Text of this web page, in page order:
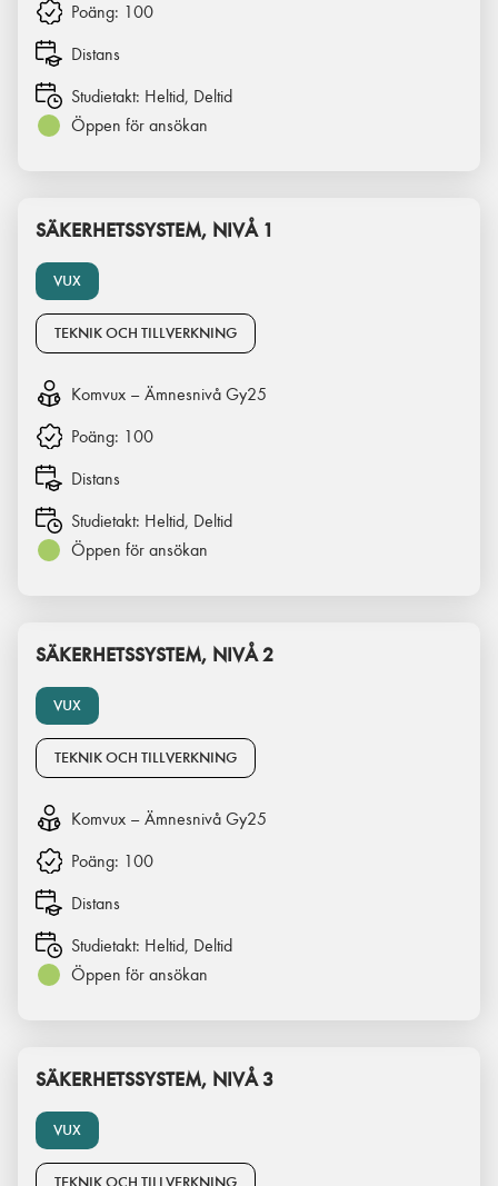
Poäng: 100
Distans
Studietakt: Heltid, Deltid
Öppen för ansökan
VUX
SÄKERHETSSYSTEM, NIVÅ 1
TEKNIK OCH TILLVERKNING
Komvux – Ämnesnivå Gy25
Poäng: 100
Distans
Studietakt: Heltid, Deltid
Öppen för ansökan
VUX
SÄKERHETSSYSTEM, NIVÅ 2
TEKNIK OCH TILLVERKNING
Komvux – Ämnesnivå Gy25
Poäng: 100
Distans
Studietakt: Heltid, Deltid
Öppen för ansökan
VUX
SÄKERHETSSYSTEM, NIVÅ 3
TEKNIK OCH TILLVERKNING